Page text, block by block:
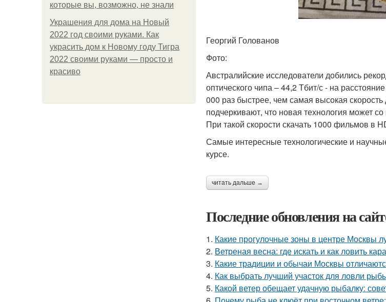
которые вы, возможно, не знали
Украшения для дома на Новый
2022 год своими руками. Как
украсить дом к Новому году Тигра
2022 своими руками — просто и
красиво
Георгий Голованов
Фото:
Австралийские исследователи добились
оптического чипа – 44,2 Тбит/с - на
000 раз быстрее, чем самая высокая
подчеркивают, что новая технология может
При такой скорости скачать 1000 фильмов в
Самые интересные технологические и
курсе.
читать дальше →
Последние обновления на
1. Какие прогулочные зоны в центре Москвы
2. Ветреная весна: где искать и как ловить
3. Какие традиции и обычаи Москвы
4. Как выбрать лучший участок для ловли
5. Какой ветер обещает удачную рыбалку: